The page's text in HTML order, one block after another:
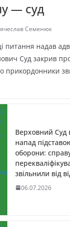
— суд
Семенюк
питання надав
Суд закрив
прикордонники
Верховний Суд
напад
оборони:
звільнили від
06.07.2026